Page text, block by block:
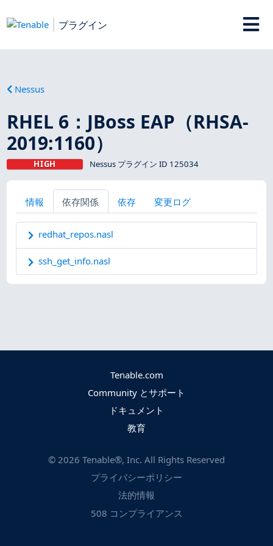
プラグイン
Nessus
RHEL 6：JBoss EAP（RHSA-
2019:1160）
HIGH Nessus プラグイン ID 125034
情報 依存関係 依存 変更ログ
redhat_repos.nasl
ssh_get_info.nasl
Tenable.com
Community とサポート
ドキュメント
教育
© 2026 Tenable®, Inc. All Rights Reserved
プライバシーポリシー
法的情報
508 コンプライアンス